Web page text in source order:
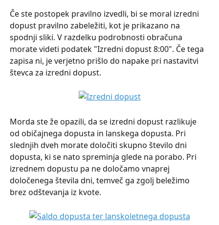
Če ste postopek pravilno izvedli, bi se moral izredni
dopust pravilno zabeležiti, kot je prikazano na
spodnji sliki. V razdelku podrobnosti obračuna
morate videti podatek "Izredni dopust 8:00". Če tega
zapisa ni, je verjetno prišlo do napake pri nastavitvi
števca za izredni dopust.
Morda ste že opazili, da se izredni dopust razlikuje
od običajnega dopusta in lanskega dopusta. Pri
slednjih dveh morate določiti skupno število dni
dopusta, ki se nato spreminja glede na porabo. Pri
izrednem dopustu pa ne določamo vnaprej
določenega števila dni, temveč ga zgolj beležimo
brez odštevanja iz kvote.